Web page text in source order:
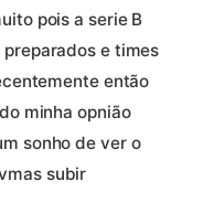
pois a serie B
e times
então
minha opnião
sonho de ver o
subir